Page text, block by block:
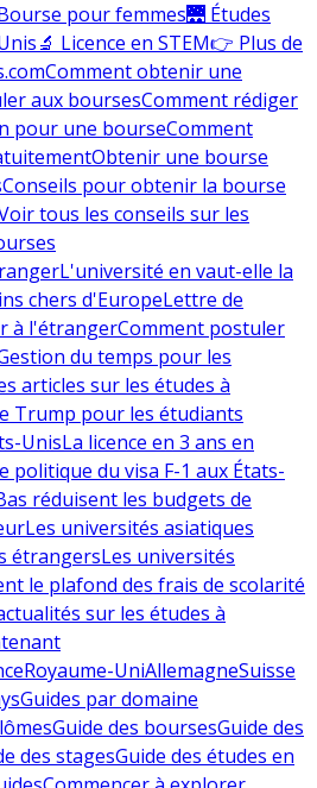
Bourse pour femmes🌉 Études
🔬 Licence en STEM👉 Plus de
Comment obtenir une
aux boursesComment rédiger
pour une bourseComment
Obtenir une bourse
Conseils pour obtenir la bourse
tous les conseils sur les
L'université en vaut-elle la
chers d'EuropeLettre de
à l'étrangerComment postuler
du temps pour les
articles sur les études à
Trump pour les étudiants
UnisLa licence en 3 ans en
politique du visa F-1 aux États-
réduisent les budgets de
Les universités asiatiques
étrangersLes universités
le plafond des frais de scolarité
sur les études à
Royaume-UniAllemagneSuisse
Guides par domaine
Guide des boursesGuide des
des stagesGuide des études en